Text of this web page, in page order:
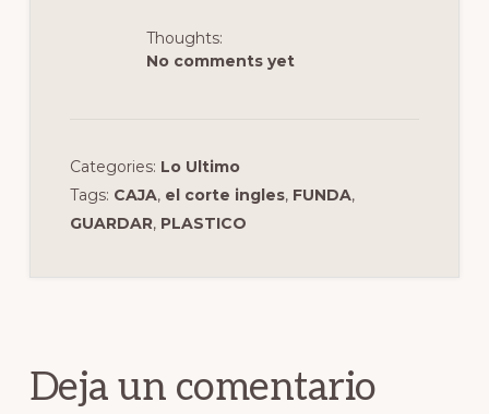
Thoughts:
No comments yet
Categories: Lo Ultimo
Tags: CAJA, el corte ingles, FUNDA,
GUARDAR, PLASTICO
los
lectores
Deja un comentario